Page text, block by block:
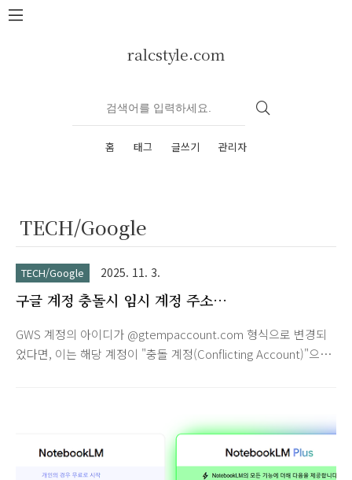
본문 바로가기
ralcstyle.com
홈 태그 글쓰기 관리자
TECH/Google
TECH/Google 2025. 11. 3.
구글 계정 충돌시 임시 계정 주소
GWS 계정의 아이디가 @gtempaccount.com 형식으로 변경되
었다면, 이는 해당 계정이 "충돌 계정(Conflicting Account)"으로
Google 계정이 존재했기 때문에 발생합니다.
gtempaccount.com 계정이란? @gtempaccount.com은
Google이 개인 계정과 Google Workspace 관리 계정 간의 충